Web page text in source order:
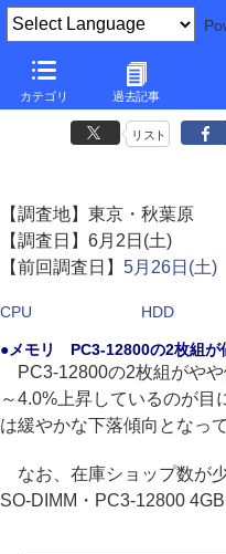
カテゴリ 過去記事
CPU、HDD、メモリ相場
SSD大幅下落・256GBが
リスト
【調査地】東京・秋葉原
【調査日】6月2日(土)
【前回調査日】 5月26日(土)
CPU HDD
●メモリ PC3-12800の2枚組が
PC3-12800の2枚組がや
～4.0%上昇しているのが目
は緩やかな下落傾向となって
なお、在庫ショップ数が
SO-DIMM・PC3-12800